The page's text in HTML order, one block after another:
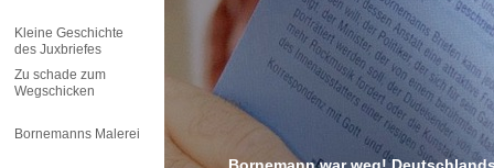
Kleine Geschichte
des Juxbriefes
Bornemanns Malerei
Zu schade zum
Wegschicken